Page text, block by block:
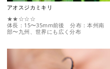
アオスジカミキリ
★★☆☆☆
体長：15〜35mm前後 分布：本州南
部〜九州、世界にも広く分布